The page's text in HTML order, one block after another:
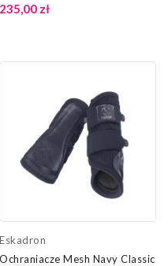
Eskadron
235,00 zł
Eskadron
Ochraniacze Mesh Navy Classic